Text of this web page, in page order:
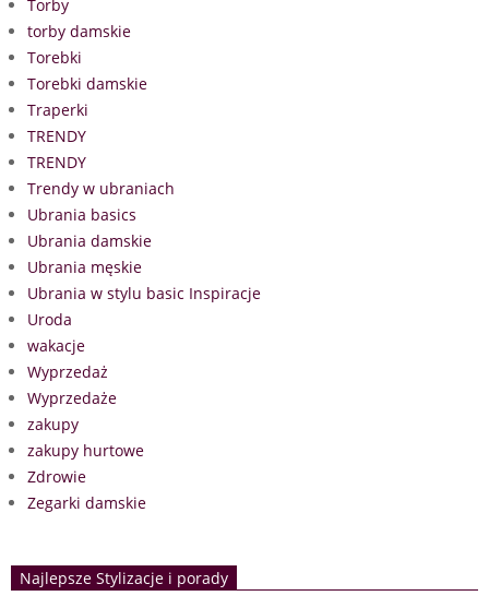
Torby
torby damskie
Torebki
Torebki damskie
Traperki
TRENDY
TRENDY
Trendy w ubraniach
Ubrania basics
Ubrania damskie
Ubrania męskie
Ubrania w stylu basic Inspiracje
Uroda
wakacje
Wyprzedaż
Wyprzedaże
zakupy
zakupy hurtowe
Zdrowie
Zegarki damskie
Najlepsze Stylizacje i porady